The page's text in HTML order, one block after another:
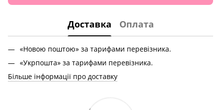
Доставка Оплата
«Новою поштою» за тарифами перевізника.
«Укрпошта» за тарифами перевізника.
Більше інформації про доставку